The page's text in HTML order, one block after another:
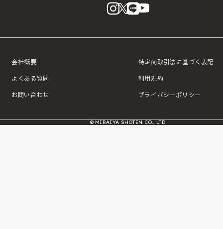
instagram
X LINE
会社概要
よくある質問
お問い合わせ
特定商取引法に基づく表記
利用規約
プライバシーポリシー
© MIRAIYA SHOTEN CO., LTD.